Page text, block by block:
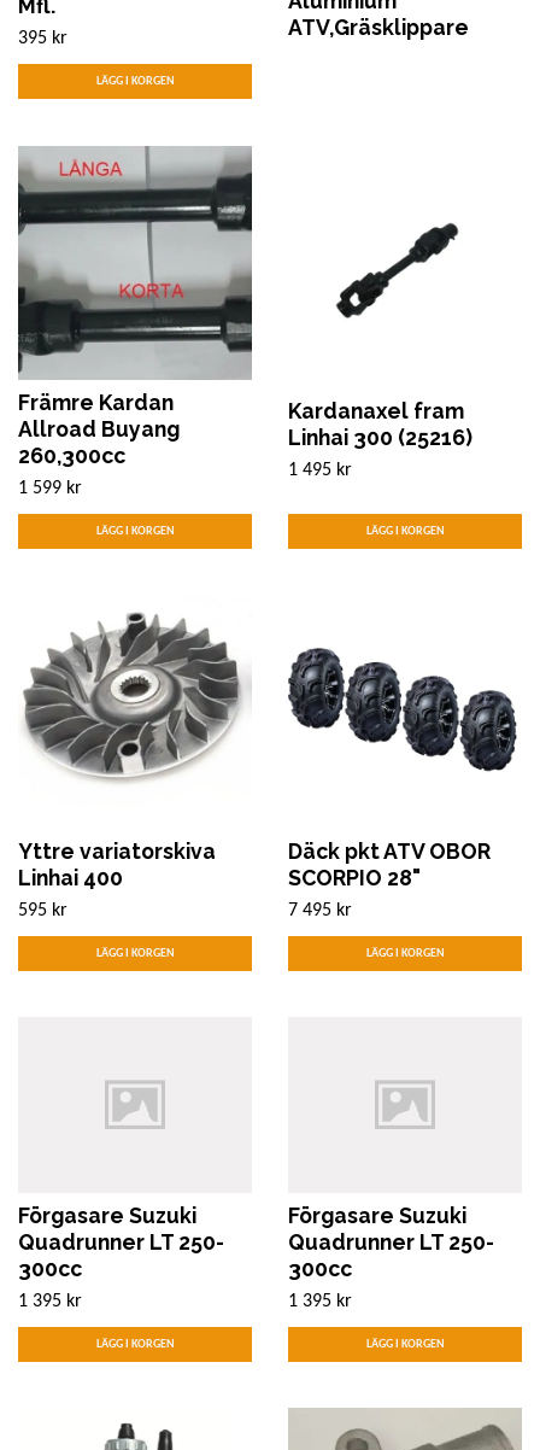
Mfl.
395 kr
ATV,Gräsklippare
Främre Kardan
Allroad Buyang
260,300cc
1 599 kr
Kardanaxel fram
Linhai 300 (25216)
1 495 kr
Yttre variatorskiva
Linhai 400
595 kr
Däck pkt ATV OBOR
SCORPIO 28"
7 495 kr
Förgasare Suzuki
Quadrunner LT 250-
300cc
1 395 kr
Förgasare Suzuki
Quadrunner LT 250-
300cc
1 395 kr